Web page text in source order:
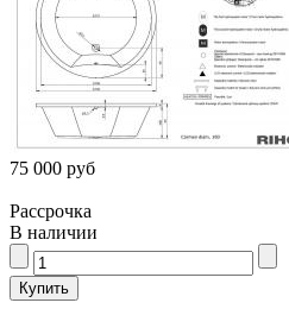
75 000 руб
Рассрочка
В наличии